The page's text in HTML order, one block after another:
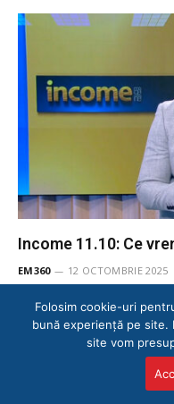
Income 11.10: Ce
EM360 12 OCTOMBRIE 2025
O nouă ediție Income.
relevantă, emisiunea
încercarea de înţelegere
Folosim cookie-uri
bună experiență pe site.
site vom